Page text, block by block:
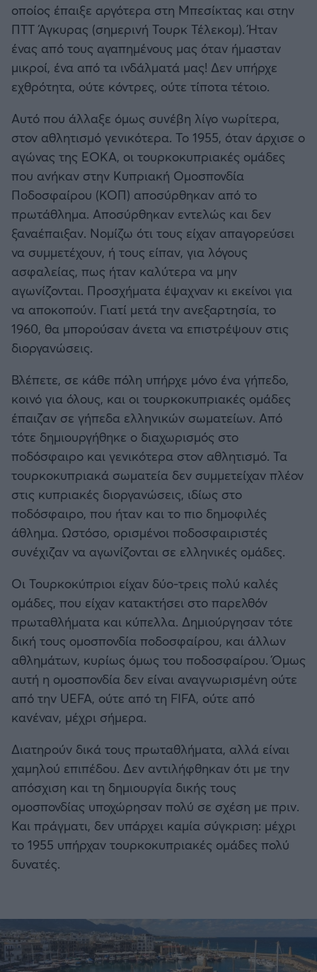
οποίος έπαιξε αργότερα στη Μπεσίκτας και στην
ΠΤΤ Άγκυρας (σημερινή Τουρκ Τέλεκομ). Ήταν
ένας από τους αγαπημένους μας όταν ήμασταν
μικροί, ένα από τα ινδάλματά μας! Δεν υπήρχε
εχθρότητα, ούτε κόντρες, ούτε τίποτα τέτοιο.
Αυτό που άλλαξε όμως συνέβη λίγο νωρίτερα,
στον αθλητισμό γενικότερα. Το 1955, όταν άρχισε ο
αγώνας της ΕΟΚΑ, οι τουρκοκυπριακές ομάδες
που ανήκαν στην Κυπριακή Ομοσπονδία
Ποδοσφαίρου (ΚΟΠ) αποσύρθηκαν από το
πρωτάθλημα. Αποσύρθηκαν εντελώς και δεν
ξαναέπαιξαν. Νομίζω ότι τους είχαν απαγορεύσει
να συμμετέχουν, ή τους είπαν, για λόγους
ασφαλείας, πως ήταν καλύτερα να μην
αγωνίζονται. Προσχήματα έψαχναν κι εκείνοι για
να αποκοπούν. Γιατί μετά την ανεξαρτησία, το
1960, θα μπορούσαν άνετα να επιστρέψουν στις
διοργανώσεις.
Βλέπετε, σε κάθε πόλη υπήρχε μόνο ένα γήπεδο,
κοινό για όλους, και οι τουρκοκυπριακές ομάδες
έπαιζαν σε γήπεδα ελληνικών σωματείων. Από
τότε δημιουργήθηκε ο διαχωρισμός στο
ποδόσφαιρο και γενικότερα στον αθλητισμό. Τα
τουρκοκυπριακά σωματεία δεν συμμετείχαν πλέον
στις κυπριακές διοργανώσεις, ιδίως στο
ποδόσφαιρο, που ήταν και το πιο δημοφιλές
άθλημα. Ωστόσο, ορισμένοι ποδοσφαιριστές
συνέχιζαν να αγωνίζονται σε ελληνικές ομάδες.
Οι Τουρκοκύπριοι είχαν δύο-τρεις πολύ καλές
ομάδες, που είχαν κατακτήσει στο παρελθόν
πρωταθλήματα και κύπελλα. Δημιούργησαν τότε
δική τους ομοσπονδία ποδοσφαίρου, και άλλων
αθλημάτων, κυρίως όμως του ποδοσφαίρου. Όμως
αυτή η ομοσπονδία δεν είναι αναγνωρισμένη ούτε
από την UEFA, ούτε από τη FIFA, ούτε από
κανέναν, μέχρι σήμερα.
Διατηρούν δικά τους πρωταθλήματα, αλλά είναι
χαμηλού επιπέδου. Δεν αντιλήφθηκαν ότι με την
απόσχιση και τη δημιουργία δικής τους
ομοσπονδίας υποχώρησαν πολύ σε σχέση με πριν.
Και πράγματι, δεν υπάρχει καμία σύγκριση: μέχρι
το 1955 υπήρχαν τουρκοκυπριακές ομάδες πολύ
δυνατές.